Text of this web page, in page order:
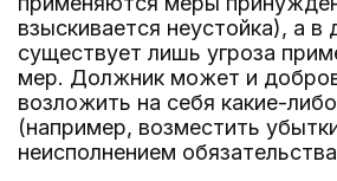
взыскивается неустойка), а в
существует лишь угроза
мер. Должник может и
возложить на себя какие-
(например, возместить
неисполнением